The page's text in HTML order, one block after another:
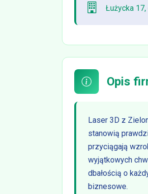
Łużycka
Opis
Laser 3D z
stanowią
przyciągają
wyjątkowych
dbałością o
biznesowe.